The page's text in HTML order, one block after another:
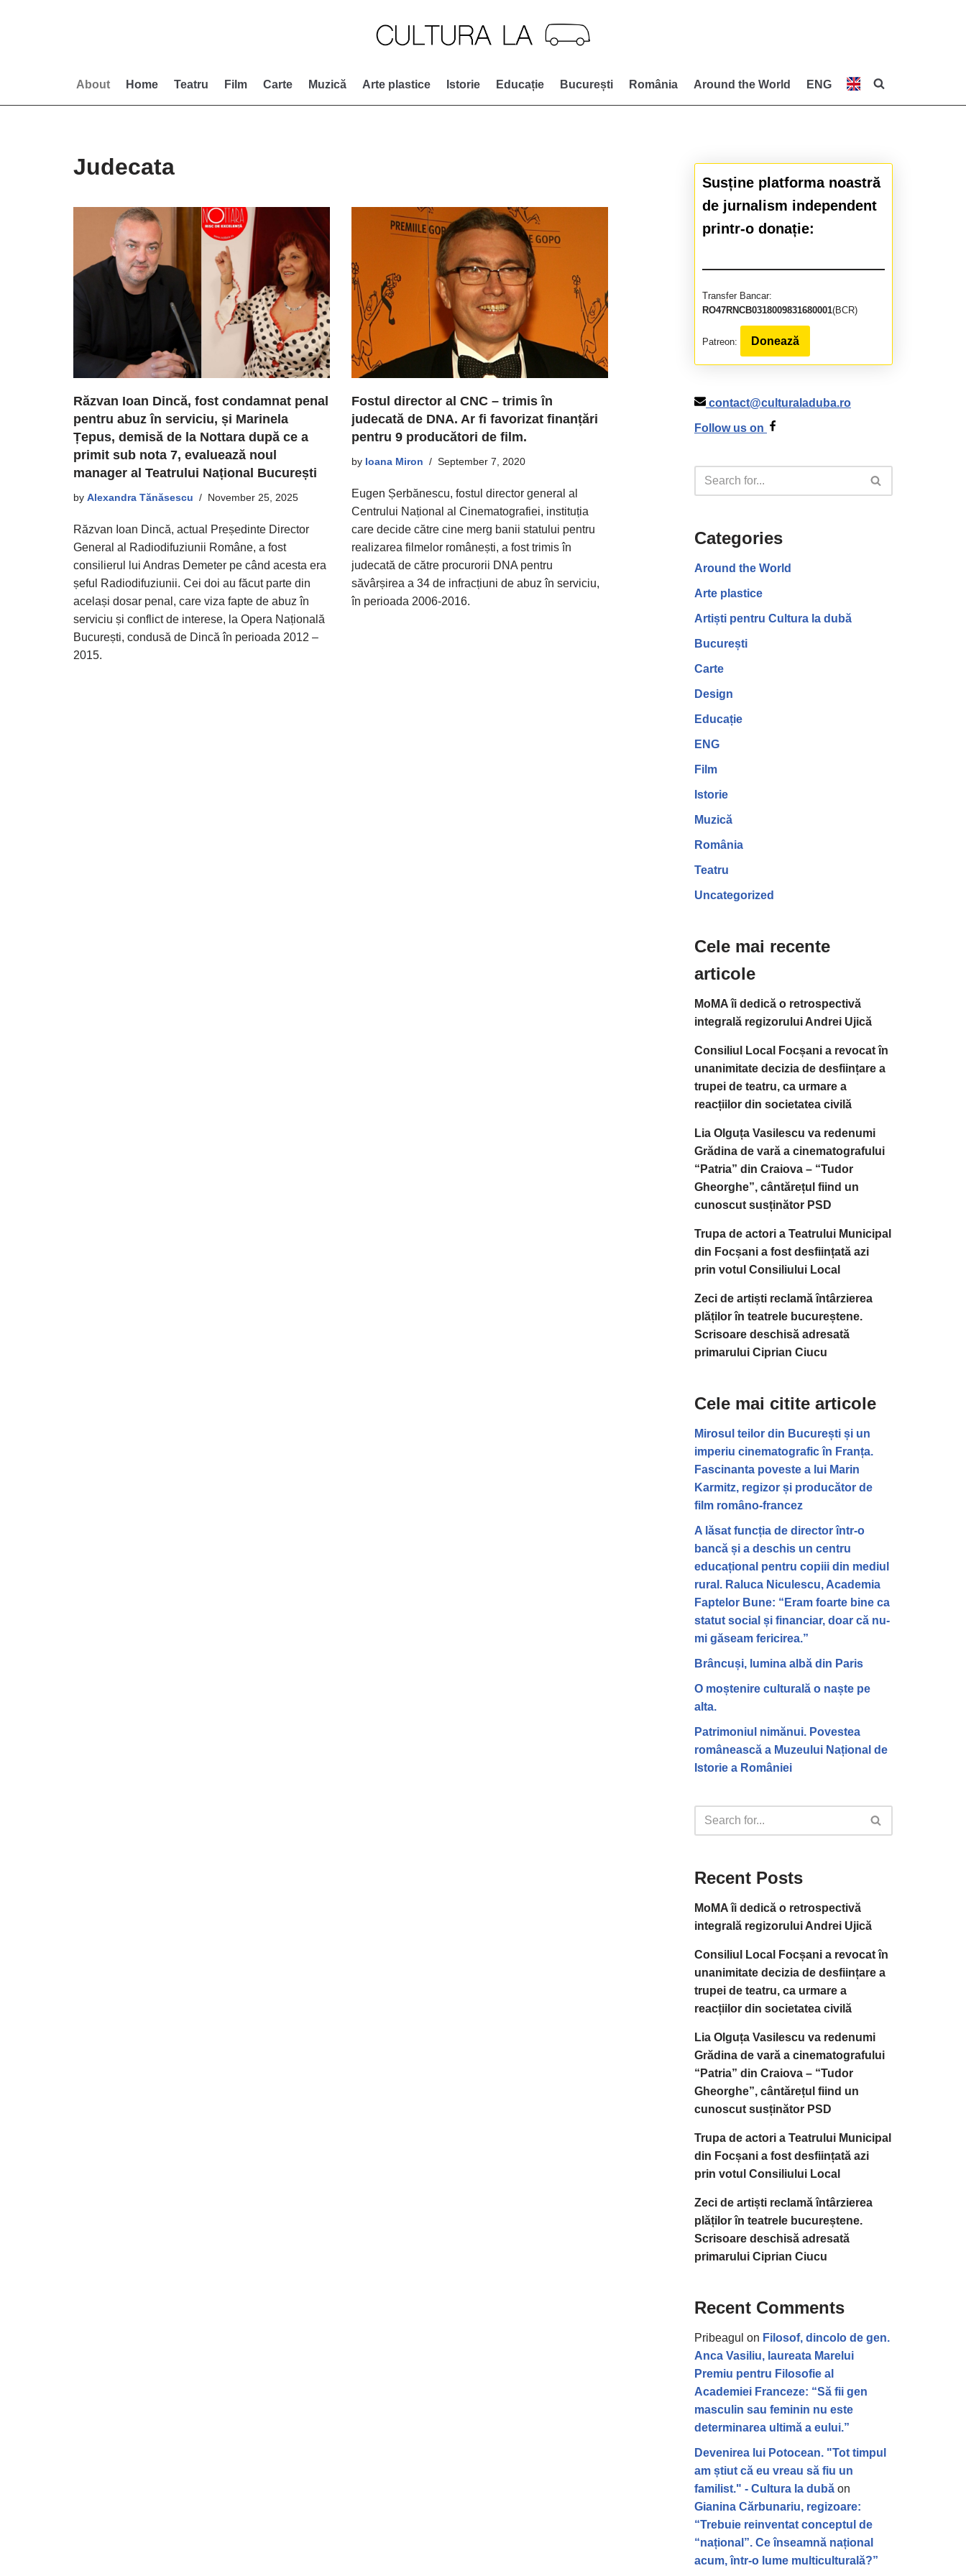
About Home Teatru Film Carte Muzică Arte plastice Istorie Educație București România Around the World ENG
Judecata
Răzvan Ioan Dincă, fost condamnat penal
pentru abuz în serviciu, și Marinela
Țepus, demisă de la Nottara după ce a
primit sub nota 7, evaluează noul
manager al Teatrului Național București
by Alexandra Tănăsescu November 25, 2025
Răzvan Ioan Dincă, actual Președinte Director
General al Radiodifuziunii Române, a fost
consilierul lui Andras Demeter pe când acesta era
șeful Radiodifuziunii. Cei doi au făcut parte din
același dosar penal, care viza fapte de abuz în
serviciu și conflict de interese, la Opera Națională
București, condusă de Dincă în perioada 2012 –
2015.
Fostul director al CNC – trimis în
judecată de DNA. Ar fi favorizat finanțări
pentru 9 producători de film.
by Ioana Miron September 7, 2020
Eugen Șerbănescu, fostul director general al
Centrului Național al Cinematografiei, instituția
care decide către cine merg banii statului pentru
realizarea filmelor românești, a fost trimis în
judecată de către procurorii DNA pentru
săvârșirea a 34 de infracțiuni de abuz în serviciu,
în perioada 2006-2016.
Susține platforma noastră
de jurnalism independent
printr-o donație:
Transfer Bancar:
RO47RNCB0318009831680001(BCR)
Patreon: Donează
contact@culturaladuba.ro
Follow us on
Categories
Around the World
Arte plastice
Artiști pentru Cultura la dubă
București
Carte
Design
Educație
ENG
Film
Istorie
Muzică
România
Teatru
Uncategorized
Cele mai recente
articole
MoMA îi dedică o retrospectivă
integrală regizorului Andrei Ujică
Consiliul Local Focșani a revocat în
unanimitate decizia de desființare a
trupei de teatru, ca urmare a
reacțiilor din societatea civilă
Lia Olguța Vasilescu va redenumi
Grădina de vară a cinematografului
“Patria” din Craiova – “Tudor
Gheorghe”, cântărețul fiind un
cunoscut susținător PSD
Trupa de actori a Teatrului Municipal
din Focșani a fost desființată azi
prin votul Consiliului Local
Zeci de artiști reclamă întârzierea
plăților în teatrele bucureștene.
Scrisoare deschisă adresată
primarului Ciprian Ciucu
Cele mai citite articole
Mirosul teilor din București și un
imperiu cinematografic în Franța.
Fascinanta poveste a lui Marin
Karmitz, regizor și producător de
film româno-francez
A lăsat funcția de director într-o
bancă și a deschis un centru
educațional pentru copiii din mediul
rural. Raluca Niculescu, Academia
Faptelor Bune: “Eram foarte bine ca
statut social și financiar, doar că nu-
mi găseam fericirea.”
Brâncuși, lumina albă din Paris
O moștenire culturală o naște pe
alta.
Patrimoniul nimănui. Povestea
românească a Muzeului Național de
Istorie a României
Recent Posts
MoMA îi dedică o retrospectivă
integrală regizorului Andrei Ujică
Consiliul Local Focșani a revocat în
unanimitate decizia de desființare a
trupei de teatru, ca urmare a
reacțiilor din societatea civilă
Lia Olguța Vasilescu va redenumi
Grădina de vară a cinematografului
“Patria” din Craiova – “Tudor
Gheorghe”, cântărețul fiind un
cunoscut susținător PSD
Trupa de actori a Teatrului Municipal
din Focșani a fost desființată azi
prin votul Consiliului Local
Zeci de artiști reclamă întârzierea
plăților în teatrele bucureștene.
Scrisoare deschisă adresată
primarului Ciprian Ciucu
Recent Comments
Pribeagul on Filosof, dincolo de gen.
Anca Vasiliu, laureata Marelui
Premiu pentru Filosofie al
Academiei Franceze: “Să fii gen
masculin sau feminin nu este
determinarea ultimă a eului.”
Devenirea lui Potocean. "Tot timpul
am știut că eu vreau să fiu un
familist." - Cultura la dubă on
Gianina Cărbunariu, regizoare:
“Trebuie reinventat conceptul de
“național”. Ce înseamnă național
acum, într-o lume multiculturală?”